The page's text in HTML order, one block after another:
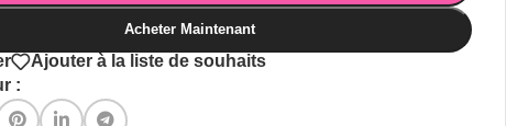
Acheter Maintenant
Ajouter à la liste de souhaits
: